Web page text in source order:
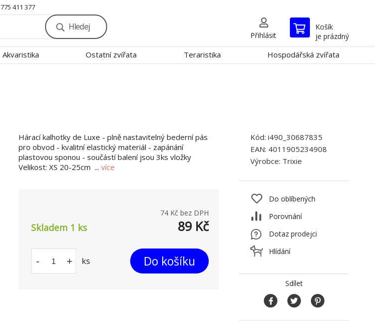
775 411 377
Hledej
Přihlásit
Košík
je prázdný
Akvaristika Ostatní zvířata Teraristika Hospodářská zvířata
Hárací kalhotky de Luxe - plně nastavitelný bederní pás
pro obvod - kvalitní elastický materiál - zapánání
plastovou sponou - součástí balení jsou 3ks vložky
Velikost: XS 20-25cm ... více
74 Kč bez DPH
Skladem 1 ks 89 Kč
- + ks Do košíku
Kód: i490_30687835
EAN: 4011905234908
Výrobce: Trixie
Do oblíbených
Porovnání
Dotaz prodejci
Hlídání
Sdílet